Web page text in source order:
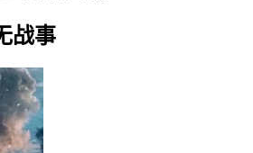
战事